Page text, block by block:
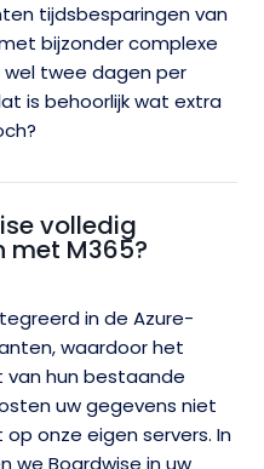
tijdsbesparingen van
bijzonder complexe
twee dagen per
is behoorlijk wat extra
volledig
met M365?
in de Azure-
waardoor het
hun bestaande
uw gegevens niet
onze eigen servers. In
we Boardwise in uw